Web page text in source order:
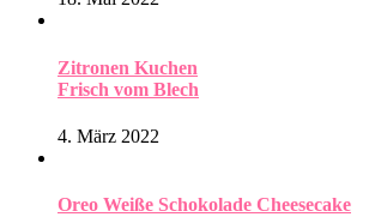
Zitronen Kuchen
Frisch vom Blech
4. März 2022
Oreo Weiße Schokolade Cheesecake